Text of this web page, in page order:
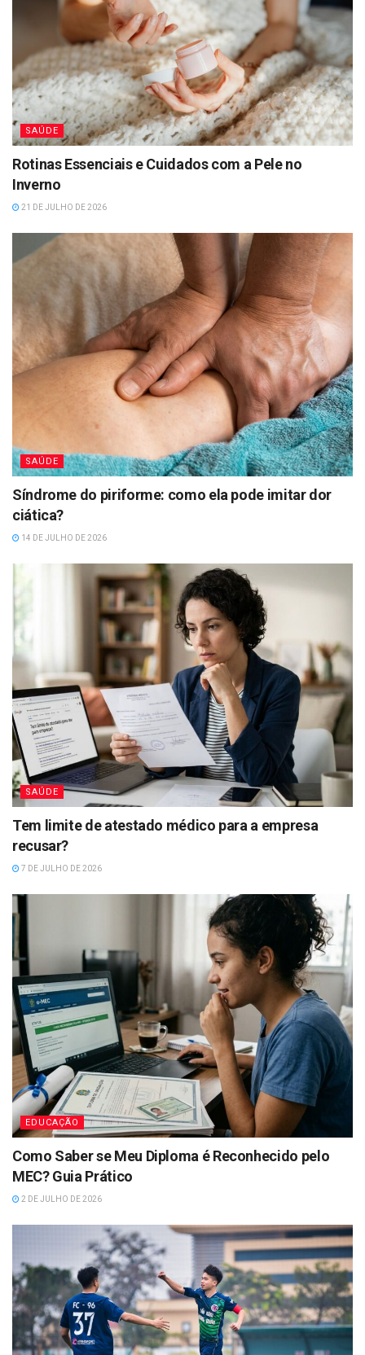
SAÚDE
Rotinas Essenciais e Cuidados com a Pele no
Inverno
21 DE JULHO DE 2026
SAÚDE
Síndrome do piriforme: como ela pode imitar dor
ciática?
14 DE JULHO DE 2026
SAÚDE
Tem limite de atestado médico para a empresa
recusar?
7 DE JULHO DE 2026
EDUCAÇÃO
Como Saber se Meu Diploma é Reconhecido pelo
MEC? Guia Prático
2 DE JULHO DE 2026